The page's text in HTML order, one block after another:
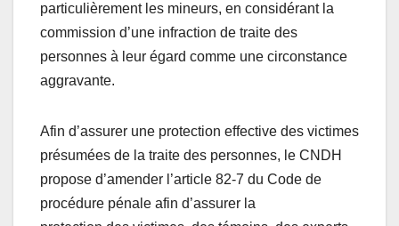
particulièrement les mineurs, en considérant la
commission d’une infraction de traite des
personnes à leur égard comme une circonstance
aggravante.
Afin d’assurer une protection effective des victimes
présumées de la traite des personnes, le CNDH
propose d’amender l’article 82-7 du Code de
procédure pénale afin d’assurer la